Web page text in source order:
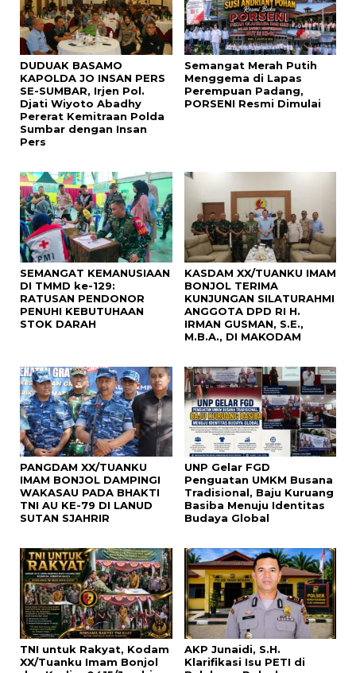
DUDUAK BASAMO
KAPOLDA JO INSAN PERS
SE-SUMBAR, Irjen Pol.
Djati Wiyoto Abadhy
Pererat Kemitraan Polda
Sumbar dengan Insan
Pers
Semangat Merah Putih
Menggema di Lapas
Perempuan Padang,
PORSENI Resmi Dimulai
SEMANGAT KEMANUSIAAN
DI TMMD ke-129:
RATUSAN PENDONOR
PENUHI KEBUTUHAAN
STOK DARAH
KASDAM XX/TUANKU IMAM
BONJOL TERIMA
KUNJUNGAN SILATURAHMI
ANGGOTA DPD RI H.
IRMAN GUSMAN, S.E.,
M.B.A., DI MAKODAM
PANGDAM XX/TUANKU
IMAM BONJOL DAMPINGI
WAKASAU PADA BHAKTI
TNI AU KE-79 DI LANUD
SUTAN SJAHRIR
UNP Gelar FGD
Penguatan UMKM Busana
Tradisional, Baju Kuruang
Basiba Menuju Identitas
Budaya Global
TNI untuk Rakyat, Kodam
XX/Tuanku Imam Bonjol
AKP Junaidi, S.H.
Klarifikasi Isu PETI di